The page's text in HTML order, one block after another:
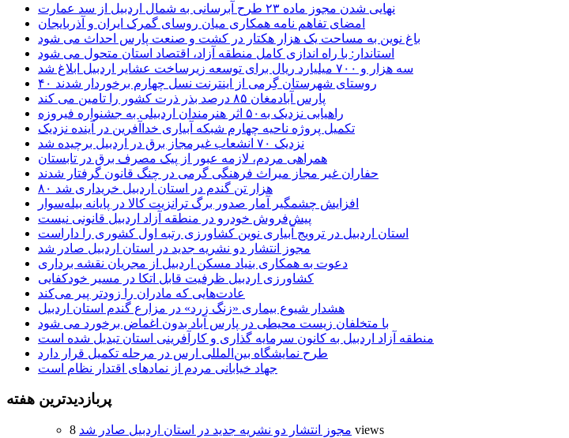
نهایی شدن مجوز ماده ۲۳ طرح آبرسانی به شمال اردبیل از سد عمارت
امضای تفاهم نامه همکاری میان روسای گمرک ایران و آذربایجان
باغ نوین به مساحت یک هزار هکتار در کشت و صنعت پارس احداث می شود
استاندار: با راه اندازی کامل منطقه آزاد، اقتصاد استان متحول می شود
سه هزار و ۷۰۰ میلیارد ریال برای توسعه زیرساخت عشایر اردبیل ابلاغ شد
۴۰ روستای شهرستان گِرمی از اینترنت نسل چهارم برخوردار شدند
پارس آبادمغان ۸۵ درصد بذر ذرت کشور را تامین می کند
راهیابی نزدیک به۵۰ اثر هنرمندان اردبیلی به جشنواره فیروزه
تکمیل پروژه ناحیه چهارم شبکه آبیاری خداآفرین در آینده نزدیک
نزدیک ۷۰ انشعاب غیرمجاز برق در اردبیل برچیده شد
همراهی مردم، لازمه عبور از پیک مصرف برق در تابستان
حفاران غیر مجاز میراث فرهنگی گرمی در چنگ قانون گرفتار شدند
۸۰ هزار تن گندم در استان اردبیل خریداری شد
افزایش چشمگیر آمار صدور برگ ترانزیت کالا در پایانه بیله‌سوار
پیش‌فروش خودرو در منطقه آزاد اردبیل قانونی نیست
استان اردبیل در ترویج آبیاری نوین کشاورزی رتبه اول کشوری را داراست
مجوز انتشار دو نشریه جدید در استان اردبیل صادر شد
دعوت به همکاری بنیاد مسکن اردبیل از مجریان نقشه برداری
کشاورزی اردبیل ظرفیت قابل اتکا در مسیر خودکفایی
عادت‌هایی که مادران را زودتر پیر می‌کند
هشدار شیوع بیماری «زنگ زرد» در مزارع گندم استان اردبیل
با متخلفان زیست محیطی در پارس آباد بدون اغماض برخورد می شود
منطقه آزاد اردبیل به کانون سرمایه گذاری و کارآفرینی استان تبدیل شده است
طرح نمایشگاه بین‌المللی ارس در مرحله تکمیل قرار دارد
جهاد خیابانی مردم از نمادهای اقتدار نظام است
پربازدیدترین هفته
مجوز انتشار دو نشریه جدید در استان اردبیل صادر شد 8 views